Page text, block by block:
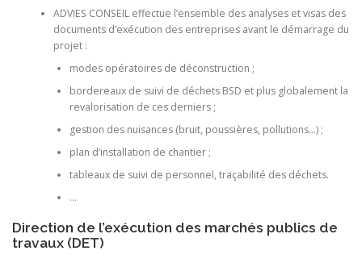
ADVIES CONSEIL effectue l’ensemble des analyses et visas des
documents d’exécution des entreprises avant le démarrage du
projet :
modes opératoires de déconstruction ;
bordereaux de suivi de déchets BSD et plus globalement la
revalorisation de ces derniers ;
gestion des nuisances (bruit, poussières, pollutions…) ;
plan d’installation de chantier ;
tableaux de suivi de personnel, traçabilité des déchets.
…
Direction de l’exécution des marchés publics de
travaux (DET)